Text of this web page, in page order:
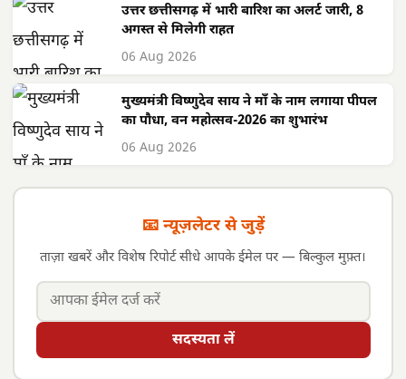
उत्तर छत्तीसगढ़ में भारी बारिश का अलर्ट जारी, 8
अगस्त से मिलेगी राहत
06 Aug 2026
मुख्यमंत्री विष्णुदेव साय ने माँ के नाम लगाया पीपल
का पौधा, वन महोत्सव-2026 का शुभारंभ
06 Aug 2026
📧 न्यूज़लेटर से जुड़ें
ताज़ा खबरें और विशेष रिपोर्ट सीधे आपके ईमेल पर — बिल्कुल मुफ़्त।
सदस्यता लें